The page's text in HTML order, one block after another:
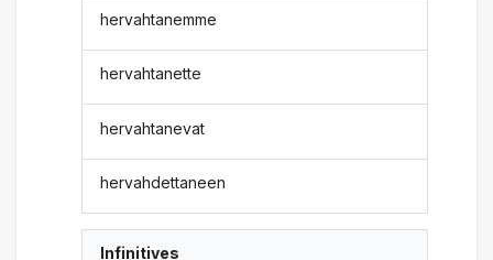
hervahtanemme
hervahtanette
hervahtanevat
hervahdettaneen
Infinitives